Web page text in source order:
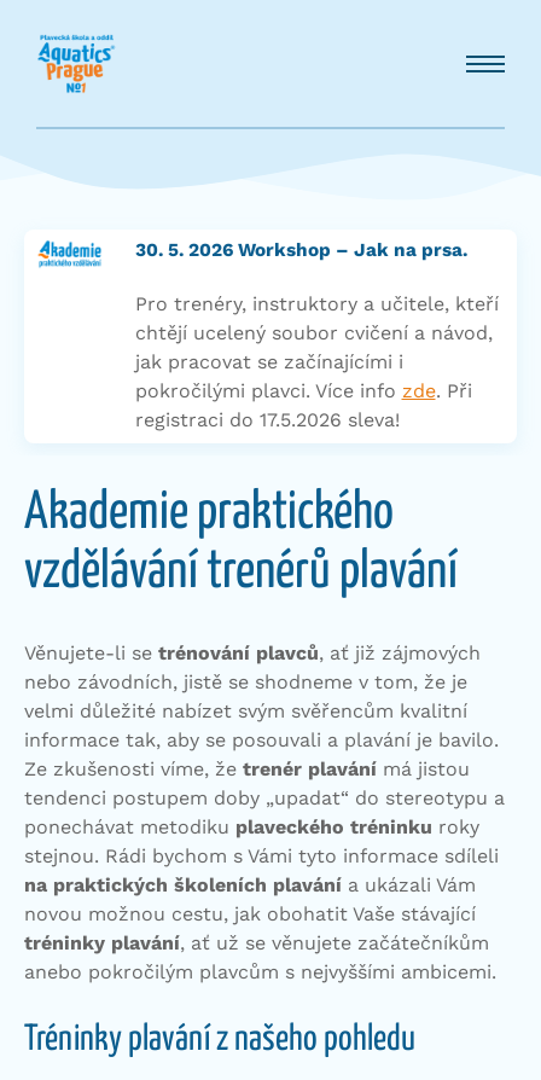
30. 5. 2026 Workshop – Jak na prsa.
Pro trenéry, instruktory a učitele, kteří
chtějí ucelený soubor cvičení a návod,
jak pracovat se začínajícími i
pokročilými plavci. Více info zde. Při
registraci do 17.5.2026 sleva!
Akademie praktického
vzdělávání trenérů plavání
Věnujete-li se trénování plavců, ať již zájmových
nebo závodních, jistě se shodneme v tom, že je
velmi důležité nabízet svým svěřencům kvalitní
informace tak, aby se posouvali a plavání je bavilo.
Ze zkušenosti víme, že trenér plavání má jistou
tendenci postupem doby „upadat“ do stereotypu a
ponechávat metodiku plaveckého tréninku roky
stejnou. Rádi bychom s Vámi tyto informace sdíleli
na praktických školeních plavání a ukázali Vám
novou možnou cestu, jak obohatit Vaše stávající
tréninky plavání, ať už se věnujete začátečníkům
anebo pokročilým plavcům s nejvyššími ambicemi.
Tréninky plavání z našeho pohledu